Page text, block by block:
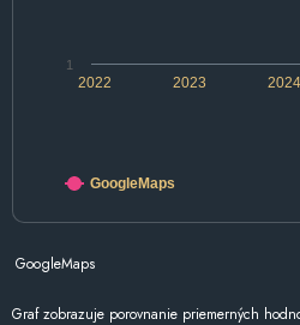
2022 2024
2023
1
GoogleMaps
GoogleMaps
Graf zobrazuje porovnanie priemerných